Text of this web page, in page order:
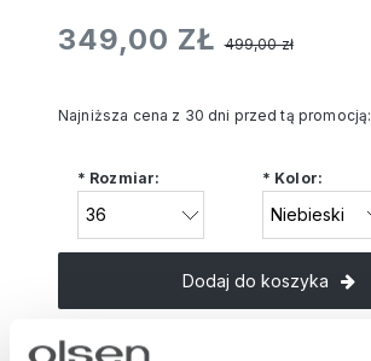
349,00 ZŁ 499,00 zł
Najniższa cena z 30 dni przed tą promocją:
* Rozmiar: * Kolor:
Dodaj do koszyka